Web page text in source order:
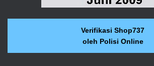
Verifikasi Shop737
oleh Polisi Online